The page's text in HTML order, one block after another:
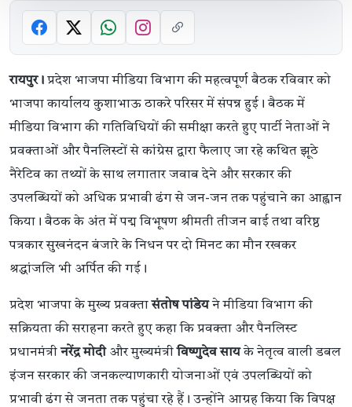
रायपुर। प्रदेश भाजपा मीडिया विभाग की महत्वपूर्ण बैठक रविवार को
भाजपा कार्यालय कुशाभाऊ ठाकरे परिसर में संपन्न हुई। बैठक में
मीडिया विभाग की गतिविधियों की समीक्षा करते हुए पार्टी नेताओं ने
प्रवक्ताओं और पैनलिस्टों से कांग्रेस द्वारा फैलाए जा रहे कथित झूठे
नैरेटिव का तथ्यों के साथ लगातार जवाब देने और सरकार की
उपलब्धियों को अधिक प्रभावी ढंग से जन-जन तक पहुंचाने का आह्वान
किया। बैठक के अंत में पद्म विभूषण श्रीमती तीजन बाई तथा वरिष्ठ
पत्रकार सुखनंदन बंजारे के निधन पर दो मिनट का मौन रखकर
श्रद्धांजलि भी अर्पित की गई।
प्रदेश भाजपा के मुख्य प्रवक्तासंतोष पांडेयने मीडिया विभाग की
सक्रियता की सराहना करते हुए कहा कि प्रवक्ता और पैनलिस्ट
प्रधानमंत्रीनरेंद्र मोदीऔर मुख्यमंत्रीविष्णुदेव सायके नेतृत्व वाली डबल
इंजन सरकार की जनकल्याणकारी योजनाओं एवं उपलब्धियों को
प्रभावी ढंग से जनता तक पहुंचा रहे हैं। उन्होंने आग्रह किया कि विपक्ष